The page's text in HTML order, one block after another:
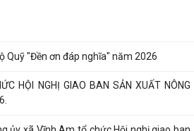
VĨNH AM – NƠI THÀNH LẬP CHI BỘ
HUYỆN VĨNH BẢO.
Quỹ "Đền ơn đáp nghĩa" năm 2026
HỘI NGHỊ GIAO BAN SẢN XUẤT NÔNG